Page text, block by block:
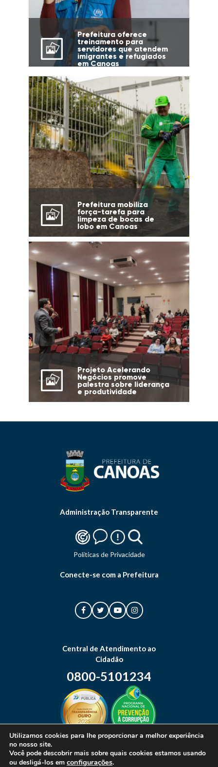
Prefeitura oferece
treinamento para
servidores que atendem
imigrantes e refugiados
em Canoas
Prefeitura mobiliza
força-tarefa para
limpeza de bocas de
lobo em Canoas
Projeto Acelerando
Negócios promove
palestra sobre liderança
e produtividade
Administração Transparente
Politicas de Privacidade
Conecte-se com a Prefeitura
Central de Atendimento ao
Cidadão
0800-5101234
Utilizamos cookies para lhe proporcionar a melhor experiência
no nosso site.
Você pode descobrir mais sobre quais cookies estamos usando
ou desligá-los em configurações.